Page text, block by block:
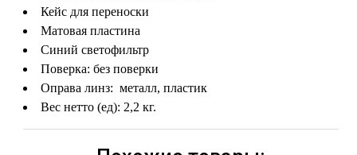
Кейс для переноски
Матовая пластина
Синий светофильтр
Поверка: без поверки
Оправа линз: металл, пластик
Вес нетто (ед): 2,2 кг.